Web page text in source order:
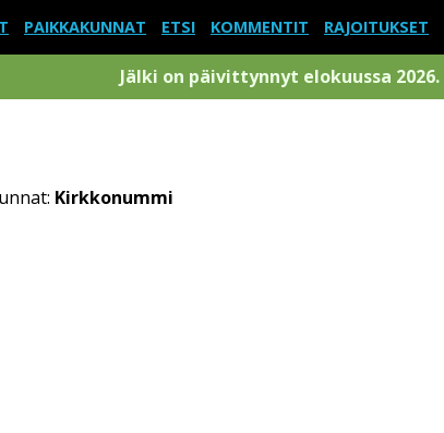
PAIKKAKUNNAT ETSI KOMMENTIT RAJOITUKSET
Jälki on päivittynnyt elokuussa 2026.
Kirkkonummi